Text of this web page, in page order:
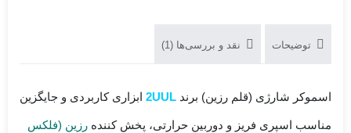
توضیحات نقد و بررسی‌ها (1)
اسموکر شارژی (قلم رزین) برند 2UUL ابزاری کاربردی و جایگزین
مناسب اسپری فریز و دوربین حرارتی، پخش کننده رزین (فلکس